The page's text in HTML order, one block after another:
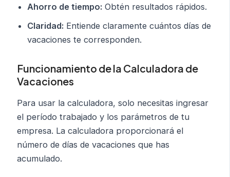
Ahorro de tiempo: Obtén resultados rápidos.
Claridad: Entiende claramente cuántos días de
vacaciones te corresponden.
Funcionamiento de la Calculadora de
Vacaciones
Para usar la calculadora, solo necesitas ingresar
el período trabajado y los parámetros de tu
empresa. La calculadora proporcionará el
número de días de vacaciones que has
acumulado.